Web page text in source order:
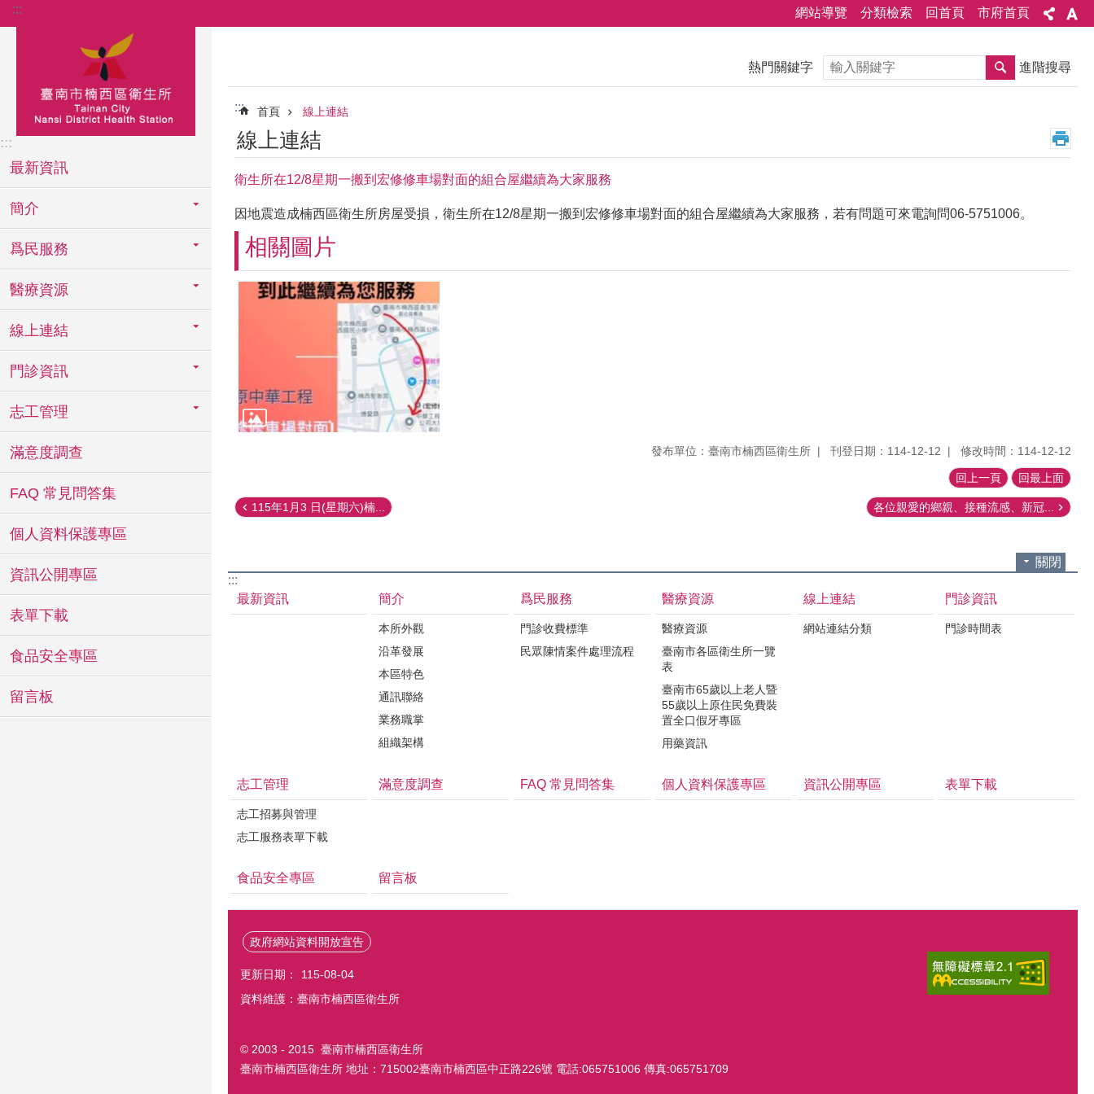
跳到主要內容區塊
::: 網站導覽 分類檢索 回首頁 市府首頁
:::
最新資訊
簡介
爲民服務
醫療資源
線上連結
門診資訊
志工管理
滿意度調查
FAQ 常見問答集
個人資料保護專區
資訊公開專區
表單下載
食品安全專區
留言板
熱門關鍵字 搜尋 進階搜尋
::: 首頁 線上連結
線上連結
衛生所在12/8星期一搬到宏修修車場對面的組合屋繼續為大家服務
因地震造成楠西區衛生所房屋受損，衛生所在12/8星期一搬到宏修修車場對面的組合屋繼續為大家服務，若有問題可來電詢問06-5751006。
相關圖片
發布單位：臺南市楠西區衛生所 刊登日期：114-12-12 修改時間：114-12-12
回上一頁 回最上面
115年1月3 日(星期六)楠... 各位親愛的鄉親、接種流感、新冠...
關閉
:::
最新資訊
簡介
本所外觀
沿革發展
本區特色
通訊聯絡
業務職掌
組織架構
爲民服務
門診收費標準
民眾陳情案件處理流程
醫療資源
醫療資源
臺南市各區衛生所一覽
表
臺南市65歲以上老人暨
55歲以上原住民免費裝
置全口假牙專區
用藥資訊
線上連結
網站連結分類
門診資訊
門診時間表
志工管理
志工招募與管理
志工服務表單下載
滿意度調查 FAQ 常見問答集 個人資料保護專區 資訊公開專區 表單下載
食品安全專區 留言板
政府網站資料開放宣告
更新日期：
115-08-04
資料維護：臺南市楠西區衛生所
© 2003 - 2015 臺南市楠西區衛生所
臺南市楠西區衛生所 地址：715002臺南市楠西區中正路226號 電話:065751006 傳真:065751709